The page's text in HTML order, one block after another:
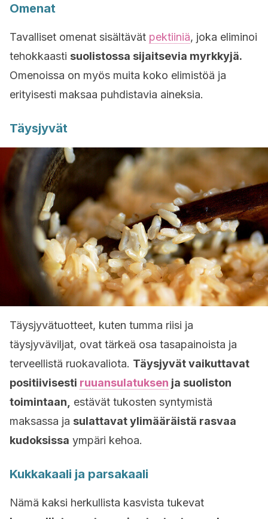
Omenat
Tavalliset omenat sisältävät pektiiniä, joka eliminoi
tehokkaasti suolistossa sijaitsevia myrkkyjä.
Omenoissa on myös muita koko elimistöä ja
erityisesti maksaa puhdistavia aineksia.
Täysjyvät
Täysjyvätuotteet, kuten tumma riisi ja
täysjyväviljat, ovat tärkeä osa tasapainoista ja
terveellistä ruokavaliota. Täysjyvät vaikuttavat
positiivisesti ruuansulatuksen ja suoliston
toimintaan,
estävät tukosten syntymistä
maksassa ja sulattavat ylimääräistä rasvaa
kudoksissa ympäri kehoa.
Kukkakaali ja parsakaali
Nämä kaksi herkullista kasvista tukevat